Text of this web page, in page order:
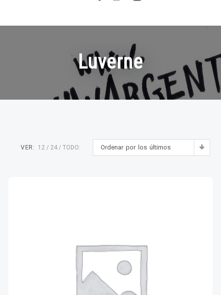
Luverne
Ordenar por los últimos
VER: 12 24 TODO: